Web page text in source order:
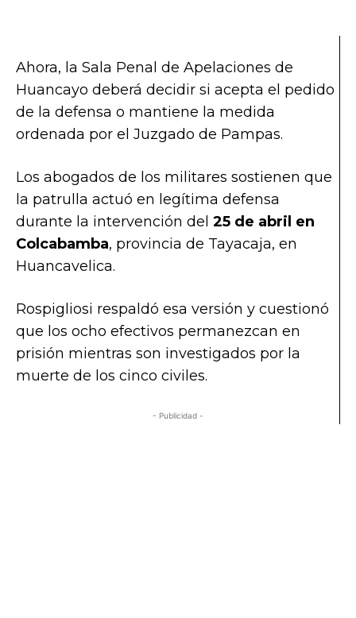
Ahora, la Sala Penal de Apelaciones de
Huancayo deberá decidir si acepta el pedido
de la defensa o mantiene la medida
ordenada por el Juzgado de Pampas.
Los abogados de los militares sostienen que
la patrulla actuó en legítima defensa
durante la intervención del 25 de abril en
Colcabamba, provincia de Tayacaja, en
Huancavelica.
Rospigliosi respaldó esa versión y cuestionó
que los ocho efectivos permanezcan en
prisión mientras son investigados por la
muerte de los cinco civiles.
- Publicidad -